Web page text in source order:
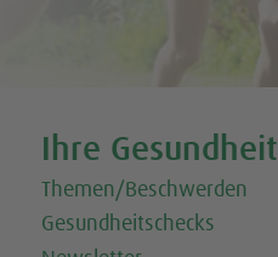
Ihre Gesundheit
Themen/Beschwerden
Gesundheitschecks